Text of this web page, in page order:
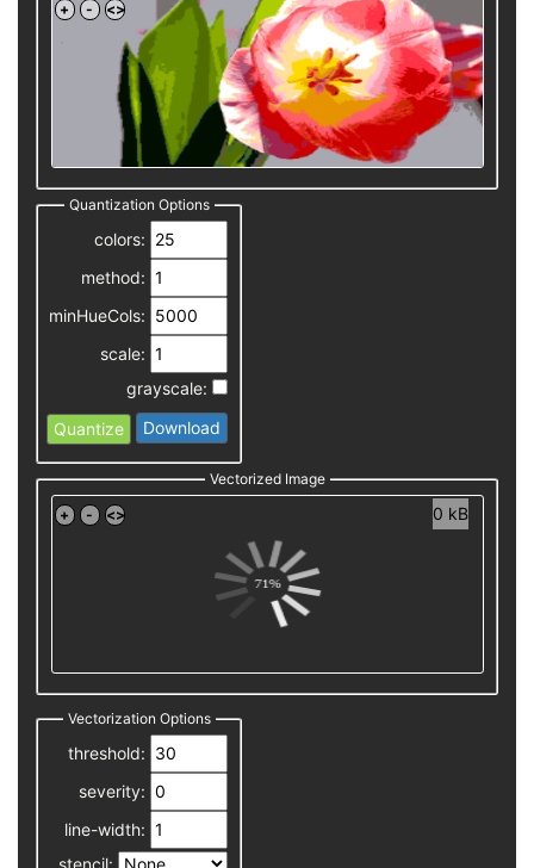
Quantization Options
colors:
method:
minHueCols:
scale:
grayscale:
Quantize
Download
Vectorized Image
0 kB
Vectorization Options
threshold:
severity:
line-width:
stencil: